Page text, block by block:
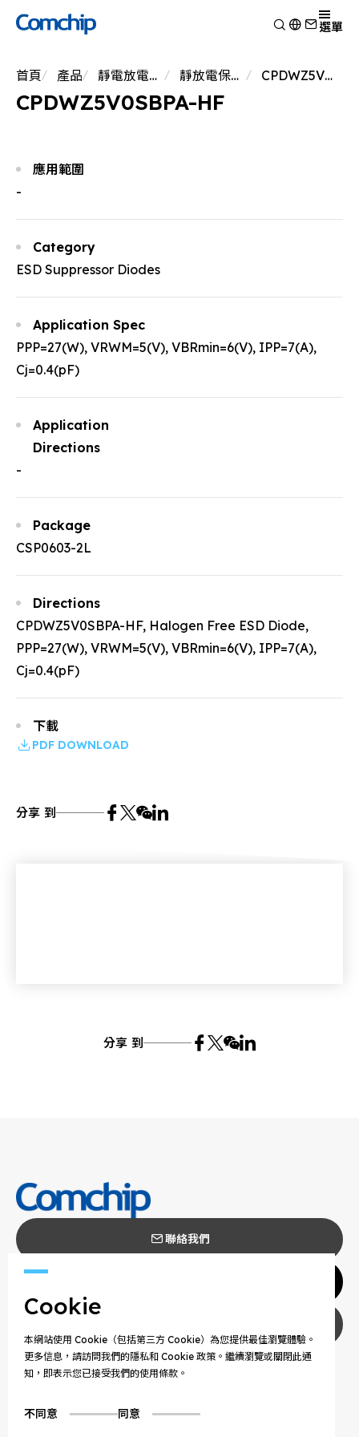
選單
產品
開關二極體
蕭特基二極體
整流二極體
電晶體
金氧半導體場效電晶體
齊納二極體
橋式整流器
消費電子
技術能力
檢視
生產製造
關於典琦
關於典琦
檢視
公司新聞
首頁 產品 靜電放電保護元件 靜放電保護元件 CPDWZ5V0SBPA-HF
CPDWZ5V0SBPA-HF
應用範圍
-
Category
ESD Suppressor Diodes
Application Spec
PPP=27(W), VRWM=5(V), VBRmin=6(V), IPP=7(A),
Cj=0.4(pF)
Application
Directions
-
Package
CSP0603-2L
Directions
CPDWZ5V0SBPA-HF, Halogen Free ESD Diode,
PPP=27(W), VRWM=5(V), VBRmin=6(V), IPP=7(A),
Cj=0.4(pF)
下載
PDF DOWNLOAD
分享 到
分享 到
聯絡我們
COPYRIGHT © 2025 COMCHIP TECHNOLOGY CO.,
Cookie
本網站使用 Cookie（包括第三方 Cookie）為您提供最佳瀏覽體驗。
更多信息，請訪問我們的隱私和 Cookie 政策。繼續瀏覽或關閉此通
知，即表示您已接受我們的使用條款。
不同意 同意